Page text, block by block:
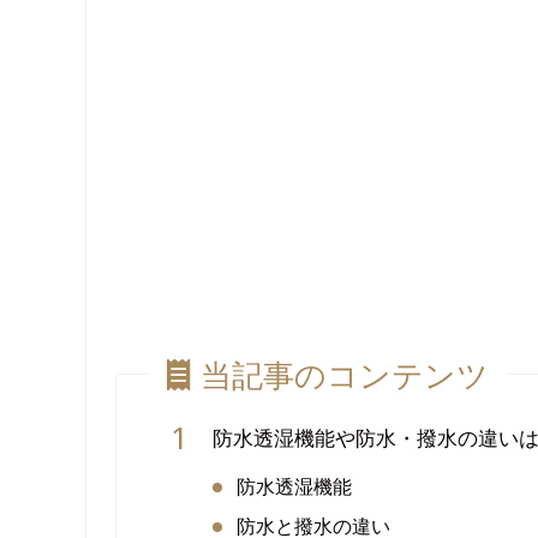
当記事のコンテンツ
防水透湿機能や防水・撥水の違い
防水透湿機能
防水と撥水の違い